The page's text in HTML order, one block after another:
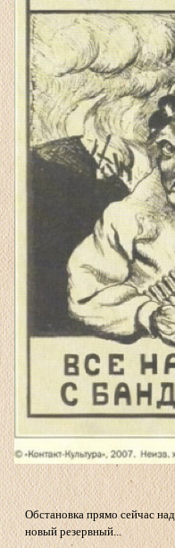
Обстановка прямо сейчас
новый резервный...